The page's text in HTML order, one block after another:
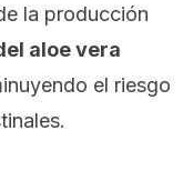
la producción
aloe vera
el riesgo